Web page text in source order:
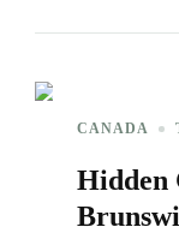
CANADA
Hidden